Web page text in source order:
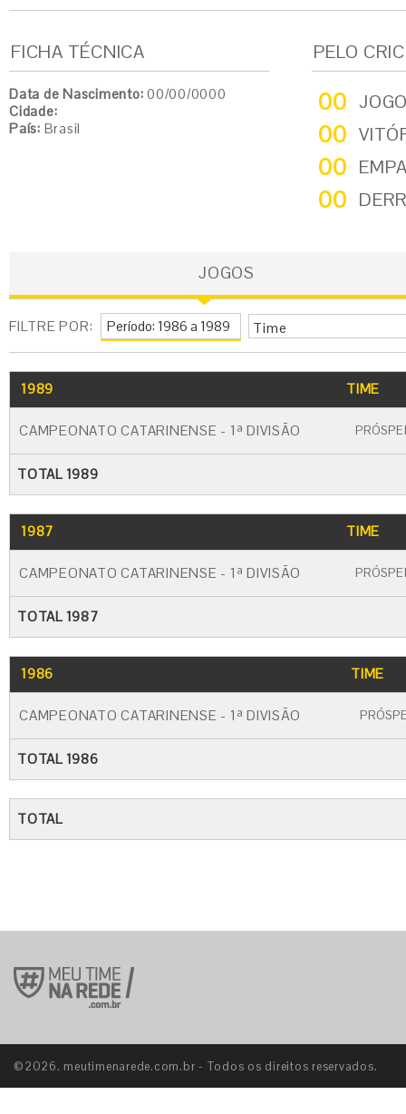
FICHA TÉCNICA
Data de Nascimento: 00/00/0000
Cidade:
País: Brasil
PELO
00
00
00
00
JOGOS
FILTRE POR: Time
1989 TIME
CAMPEONATO CATARINENSE - 1ª DIVISÃO
TOTAL 1989
1987 TIME
CAMPEONATO CATARINENSE - 1ª DIVISÃO
TOTAL 1987
1986 TIME
CAMPEONATO CATARINENSE - 1ª DIVISÃO
TOTAL 1986
TOTAL
©2026. meutimenarede.com.br - Todos os direitos reservados.